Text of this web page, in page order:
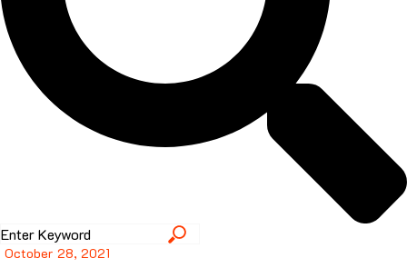
October 28, 2021